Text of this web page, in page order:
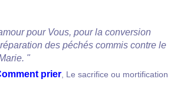
pour Vous, pour la conversion
des péchés commis contre le
"
prier , Le sacrifice ou mortification